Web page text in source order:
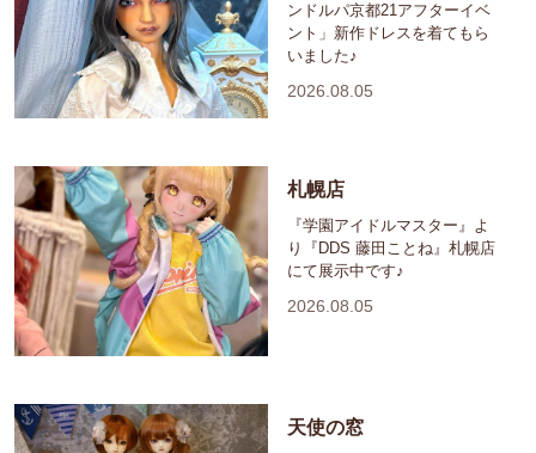
ンドルパ京都21アフターイベ
ント」新作ドレスを着てもら
いました♪
2026.08.05
札幌店
『学園アイドルマスター』よ
り『DDS 藤田ことね』札幌店
にて展示中です♪
2026.08.05
天使の窓